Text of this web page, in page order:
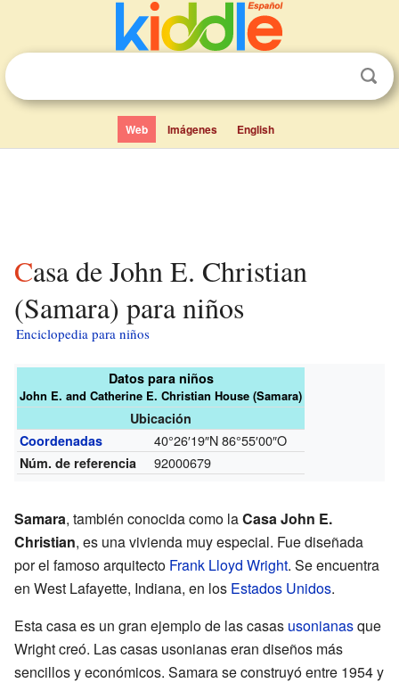
Web Imágenes English
Casa de John E. Christian
(Samara) para niños
Enciclopedia para niños
Datos para niños
John E. and Catherine E. Christian House (Samara)
Ubicación
Coordenadas
40°26′19″N86°55′00″O
Núm. de referencia 92000679
Samara, también conocida como laCasa John E.
Christian, es una vivienda muy especial. Fue diseñada
por el famoso arquitecto Frank Lloyd Wright. Se encuentra
en West Lafayette, Indiana, en los Estados Unidos.
Esta casa es un gran ejemplo de las casas usonianasque
Wright creó. Las casas usonianas eran diseños más
sencillos y económicos. Samara se construyó entre 1954 y